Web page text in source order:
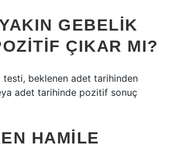
GEBELIK
ÇIKAR MI?
testi, beklenen adet tarihinden
adet tarihinde pozitif sonuç
HAMILE